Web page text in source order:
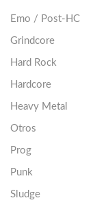
Emo / Post-HC
Grindcore
Hard Rock
Hardcore
Heavy Metal
Otros
Prog
Punk
Sludge